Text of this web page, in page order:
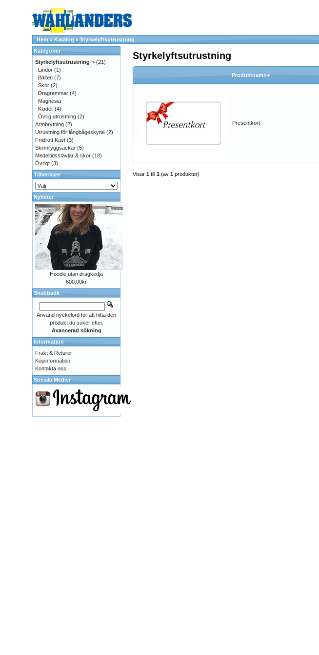
Hem »Katalog »Styrkelyftsutrustning
Styrkelyftsutrustning
Produktnamn+
Presentkort
Visar1 till1 (av1 produkter)
Kategorier
Styrkelyftsutrustning-> (21)
Lindor (1)
Bälten (7)
Skor (2)
Dragremmar (4)
Magnesia
Kläder (4)
Övrig utrustning (2)
Armbrytning (2)
Utrustning för långbågeskytte (2)
Friidrott Kast (3)
Skinnryggsäckar (5)
Medeltidsstävlar & skor (18)
Övrigt (3)
Tillverkare
Nyheter
Hoodie utan dragkedja
600,00kr
Snabbsök
Använd nyckelord för att hitta den
produkt du söker efter.
Avancerad sökning
Information
Frakt & Returer
Köpinformation
Kontakta oss
Sociala Medier